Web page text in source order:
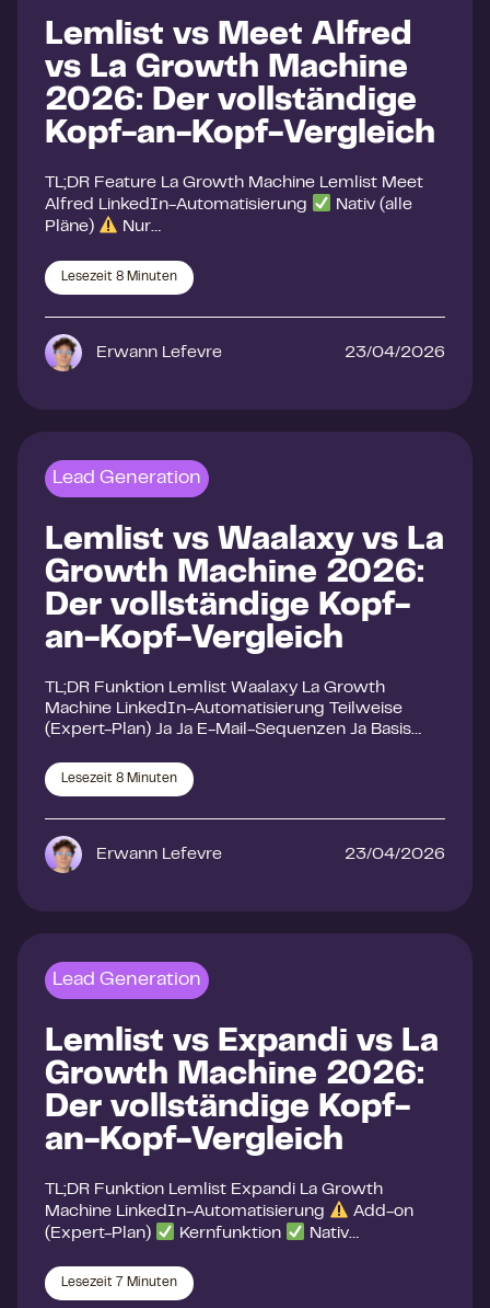
Lemlist vs Meet Alfred
vs La Growth Machine
2026: Der vollständige
Kopf-an-Kopf-Vergleich
TL;DR Feature La Growth Machine Lemlist Meet
Alfred LinkedIn-Automatisierung
Nativ (alle
Pläne)
Nur…
Lesezeit 8 Minuten
Erwann Lefevre 23/04/2026
Lead Generation
Lemlist vs Waalaxy vs La
Growth Machine 2026:
Der vollständige Kopf-
an-Kopf-Vergleich
TL;DR Funktion Lemlist Waalaxy La Growth
Machine LinkedIn-Automatisierung Teilweise
(Expert-Plan) Ja Ja E-Mail-Sequenzen Ja Basis…
Lesezeit 8 Minuten
Erwann Lefevre 23/04/2026
Lead Generation
Lemlist vs Expandi vs La
Growth Machine 2026:
Der vollständige Kopf-
an-Kopf-Vergleich
TL;DR Funktion Lemlist Expandi La Growth
Machine LinkedIn-Automatisierung
Add-on
(Expert-Plan)
Kernfunktion Nativ…
Lesezeit 7 Minuten